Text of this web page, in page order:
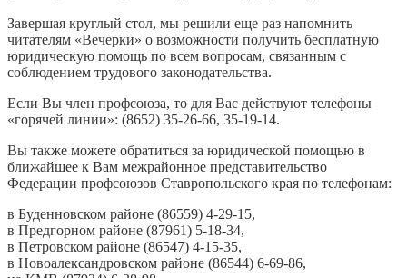
Завершая круглый стол, мы решили еще раз напомнить
читателям «Вечерки» о возможности получить бесплатную
юридическую помощь по всем вопросам, связанным с
соблюдением трудового законодательства.
Если Вы член профсоюза, то для Вас действуют телефоны
«горячей линии»: (8652) 35-26-66, 35-19-14.
Вы также можете обратиться за юридической помощью в
ближайшее к Вам межрайонное представительство
Федерации профсоюзов Ставропольского края по телефонам:
в Буденновском районе (86559) 4-29-15,
в Предгорном районе (87961) 5-18-34,
в Петровском районе (86547) 4-15-35,
в Новоалександровском районе (86544) 6-69-86,